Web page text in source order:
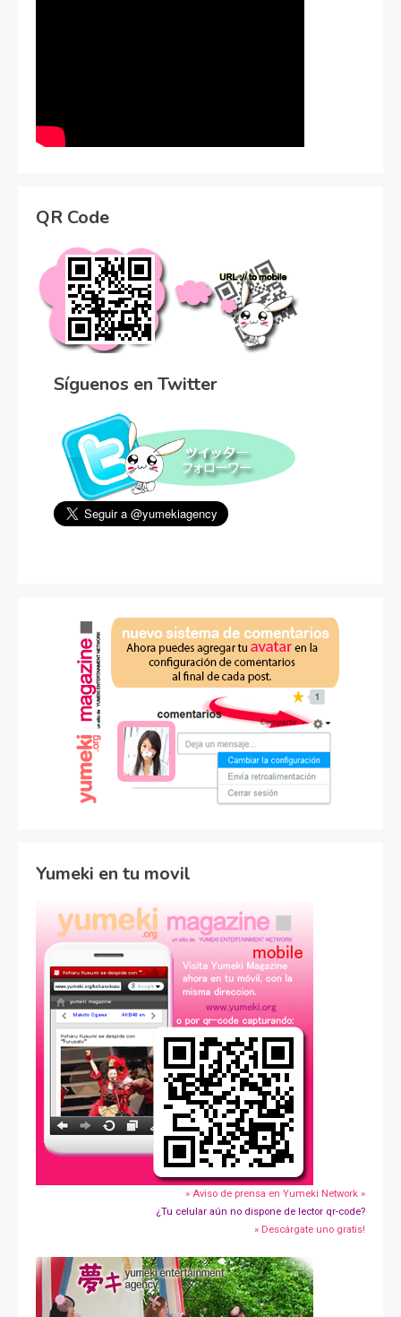
QR Code
Síguenos en Twitter
Yumeki en tu movil
» Aviso de prensa en Yumeki Network »
¿Tu celular aún no dispone de lector qr-code?
» Descárgate uno gratis!